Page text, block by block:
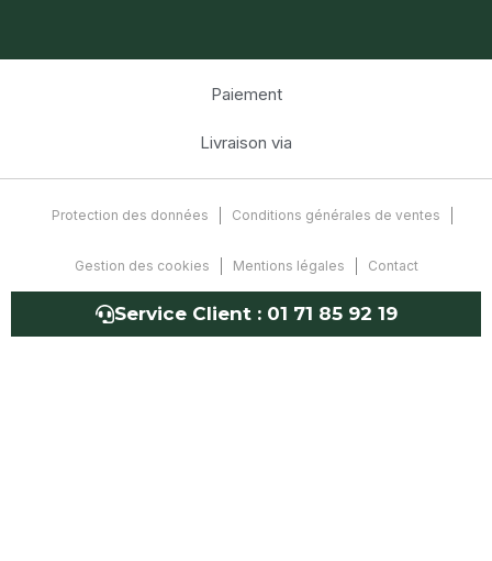
Paiement
Livraison via
Protection des données Conditions générales de ventes
Gestion des cookies Mentions légales Contact
Service Client : 01 71 85 92 19